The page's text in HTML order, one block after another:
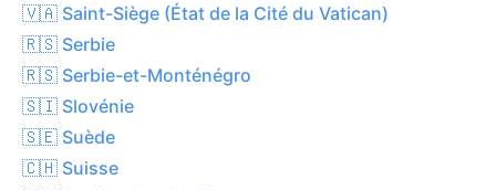
🇻🇦 Saint-Siège (État de la Cité du Vatican)
🇷🇸 Serbie
🇷🇸 Serbie-et-Monténégro
🇸🇮 Slovénie
🇸🇪 Suède
🇨🇭 Suisse